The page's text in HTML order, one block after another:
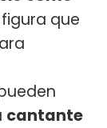
que
cantante